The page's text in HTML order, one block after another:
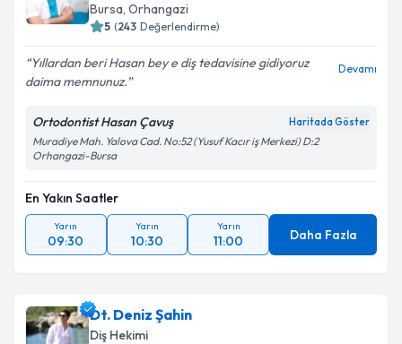
Bursa, Orhangazi
5 (243 Değerlendirme)
Yıllardan beri Hasan bey e diş tedavisine gidiyoruz
daima memnunuz.
Devamı
Ortodontist Hasan Çavuş Haritada Göster
Muradiye Mah. Yalova Cad. No:52 (Yusuf Kacır iş Merkezi) D:2
Orhangazi-Bursa
En Yakın Saatler
Yarın
09:30
Yarın
10:30
Yarın
11:00 Daha Fazla
Dt. Deniz Şahin
Diş Hekimi